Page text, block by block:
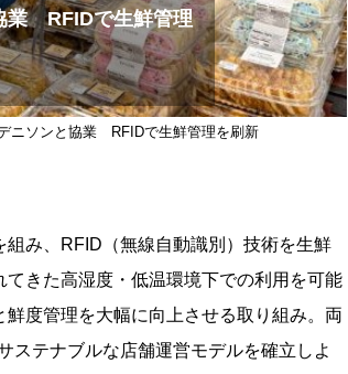
業 RFIDで生鮮管理
ニソンと協業 RFIDで生鮮管理を刷新
み、RFID（無線自動識別）技術を生鮮
きた高湿度・低温環境下での利用を可能
度管理を大幅に向上させる取り組み。両
ステナブルな店舗運営モデルを確立しよ